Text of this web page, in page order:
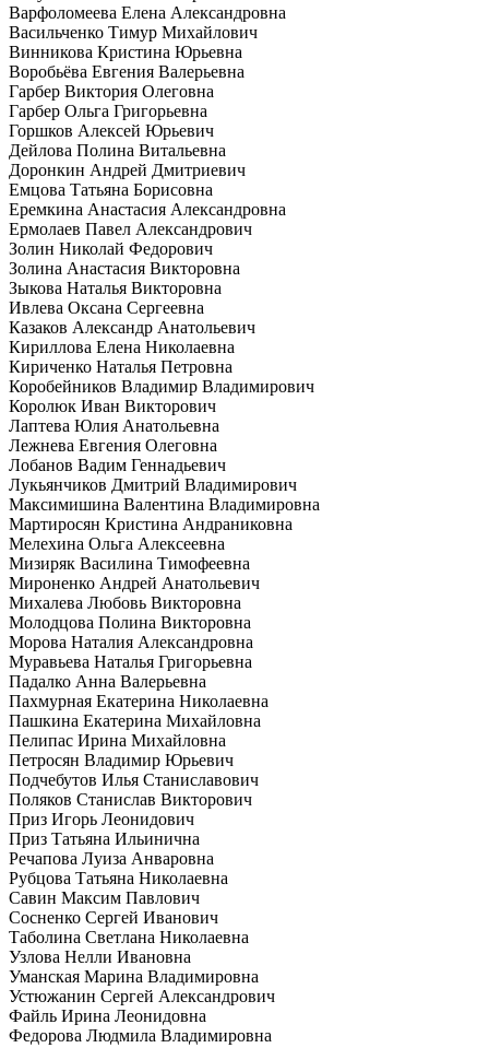
Варфоломеева Елена Александровна
Васильченко Тимур Михайлович
Винникова Кристина Юрьевна
Воробьёва Евгения Валерьевна
Гарбер Виктория Олеговна
Гарбер Ольга Григорьевна
Горшков Алексей Юрьевич
Дейлова Полина Витальевна
Доронкин Андрей Дмитриевич
Емцова Татьяна Борисовна
Еремкина Анастасия Александровна
Ермолаев Павел Александрович
Золин Николай Федорович
Золина Анастасия Викторовна
Зыкова Наталья Викторовна
Ивлева Оксана Сергеевна
Казаков Александр Анатольевич
Кириллова Елена Николаевна
Кириченко Наталья Петровна
Коробейников Владимир Владимирович
Королюк Иван Викторович
Лаптева Юлия Анатольевна
Лежнева Евгения Олеговна
Лобанов Вадим Геннадьевич
Лукьянчиков Дмитрий Владимирович
Максимишина Валентина Владимировна
Мартиросян Кристина Андраниковна
Мелехина Ольга Алексеевна
Мизиряк Василина Тимофеевна
Мироненко Андрей Анатольевич
Михалева Любовь Викторовна
Молодцова Полина Викторовна
Морова Наталия Александровна
Муравьева Наталья Григорьевна
Падалко Анна Валерьевна
Пахмурная Екатерина Николаевна
Пашкина Екатерина Михайловна
Пелипас Ирина Михайловна
Петросян Владимир Юрьевич
Подчебутов Илья Станиславович
Поляков Станислав Викторович
Приз Игорь Леонидович
Приз Татьяна Ильинична
Речапова Луиза Анваровна
Рубцова Татьяна Николаевна
Савин Максим Павлович
Сосненко Сергей Иванович
Таболина Светлана Николаевна
Узлова Нелли Ивановна
Уманская Марина Владимировна
Устюжанин Сергей Александрович
Файль Ирина Леонидовна
Федорова Людмила Владимировна